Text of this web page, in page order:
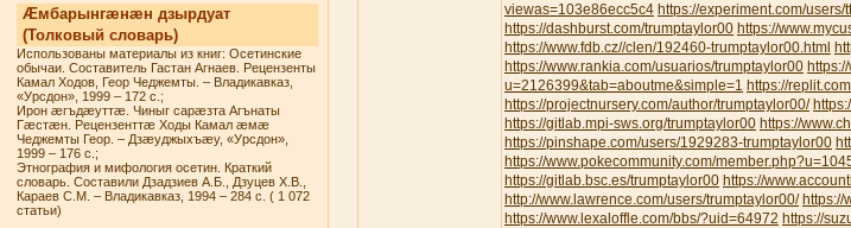
Æмбарынгæнæн дзырдуат
(Толковый словарь)
Использованы материалы из книг: Осетинские
обычаи. Составитель Гастан Агнаев. Рецензенты
Камал Ходов, Геор Чеджемты. – Владикавказ,
«Урсдон», 1999 – 172 с.;
Ирон æгъдæуттæ. Чиныг сарæзта Агънаты
Гæстæн. Рецензенттæ Ходы Камал æмæ
Чеджемты Геор. – Дзæуджыхъæу, «Урсдон»,
1999 – 176 с.;
Этнография и мифология осетин. Краткий
словарь. Составили Дзадзиев А.Б., Дзуцев Х.В.,
Караев С.М. – Владикавказ, 1994 – 284 с. ( 1 072
статьи)
viewas=103e86ecc5c4 https://experiment.com/
https://dashburst.com/trumptaylor00 https://
https://www.fdb.cz//clen/192460-trumptaylor00.html
https://www.rankia.com/usuarios/trumptaylor00
u=2126399&tab=aboutme&simple=1 https://
https://projectnursery.com/author/trumptaylor00/
https://gitlab.mpi-sws.org/trumptaylor00 https://
https://pinshape.com/users/1929283-trumptaylor00
https://www.pokecommunity.com/
https://gitlab.bsc.es/trumptaylor00 https://
http://www.lawrence.com/users/trumptaylor00/
https://www.lexaloffle.com/bbs/?uid=64972 https://